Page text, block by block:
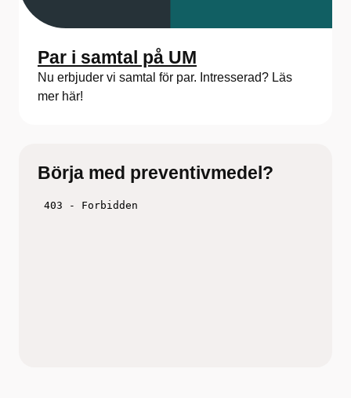
Par i samtal på UM
Nu erbjuder vi samtal för par. Intresserad? Läs
mer här!
Börja med preventivmedel?